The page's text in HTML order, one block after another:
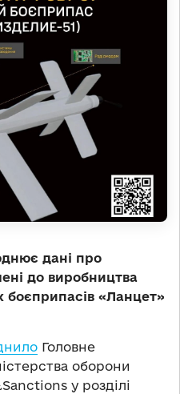
дані про
до виробництва
«Ланцет»
Головне
оборони
у розділі